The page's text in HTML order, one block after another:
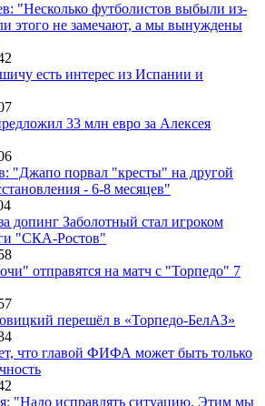
"Несколько футболистов выбыли из-
этого не замечают, а мы вынуждены
есть интерес из Испании и
33 млн евро за Алексея
"Джапо порвал "кресты" на другой
- 6-8 месяцев"
допинг Заболотный стал игроком
"СКА-Ростов"
отправятся на матч с "Торпедо" 7
перешёл в «Торпедо-БелАЗ»
что главой ФИФА может быть только
"Надо исправлять ситуацию. Этим мы